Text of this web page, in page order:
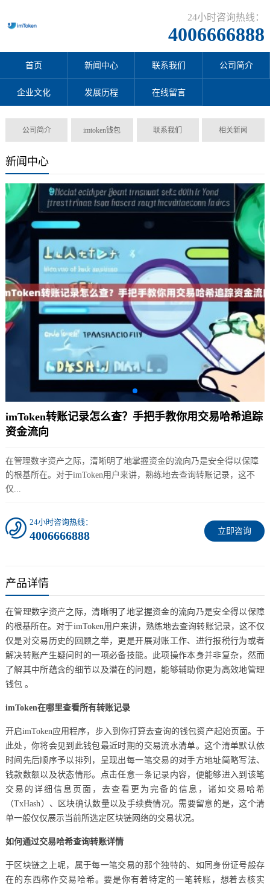
24小时咨询热线：
4006666888
首页 新闻中心 联系我们 公司简介
企业文化 发展历程 在线留言
公司简介 imtoken钱包 联系我们 相关新闻
新闻中心
imToken转账记录怎么查？手把手教你用交易哈希追踪
资金流向
在管理数字资产之际，清晰明了地掌握资金的流向乃是安全得以保障
的根基所在。对于imToken用户来讲，熟练地去查询转账记录，这不
仅...
立即咨询
24小时咨询热线：
4006666888
产品详情
在管理数字资产之际，清晰明了地掌握资金的流向乃是安全得以保障
的根基所在。对于imToken用户来讲，熟练地去查询转账记录，这不仅
仅是对交易历史的回顾之举，更是开展对账工作、进行报税行为或者
解决转账产生疑问时的一项必备技能。此项操作本身并非复杂，然而
了解其中所蕴含的细节以及潜在的问题，能够辅助你更为高效地管理
钱包 。
imToken在哪里查看所有转账记录
开启imToken应用程序，步入到你打算去查询的钱包资产起始页面。于
此处，你将会见到此钱包最近时期的交易流水清单。这个清单默认依
时间先后顺序予以排列，呈现出每一笔交易的对手方地址简略写法、
钱款数额以及状态情形。点击任意一条记录内容，便能够进入到该笔
交易的详细信息页面，去查看更为完备的信息，诸如交易哈希
（TxHash）、区块确认数量以及手续费情况。需要留意的是，这个清
单一般仅仅展示当前所选定区块链网络的交易状况。
如何通过交易哈希查询转账详情
于区块链之上呢，属于每一笔交易的那个独特的、如同身份证号般存
在的东西称作交易哈希。要是你有着特定的一笔转账，想着去核实